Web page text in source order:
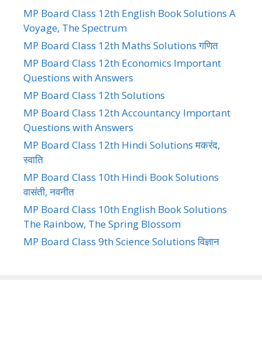
MP Board Class 12th English Book Solutions A
Voyage, The Spectrum
MP Board Class 12th Maths Solutions गणित
MP Board Class 12th Economics Important
Questions with Answers
MP Board Class 12th Solutions
MP Board Class 12th Accountancy Important
Questions with Answers
MP Board Class 12th Hindi Solutions मकरंद,
स्वाति
MP Board Class 10th Hindi Book Solutions
वासंती, नवनीत
MP Board Class 10th English Book Solutions
The Rainbow, The Spring Blossom
MP Board Class 9th Science Solutions विज्ञान